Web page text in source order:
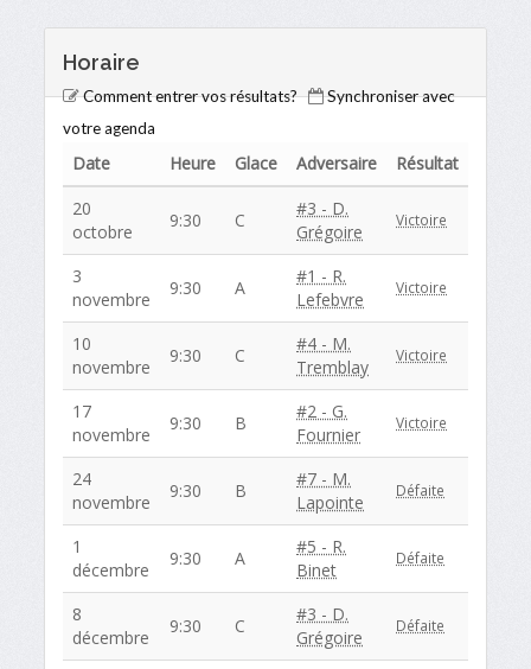
Horaire
Comment entrer vos résultats?
Synchroniser avec
votre agenda
Date Heure Glace Adversaire
Résultat
20
octobre
9:30 C
#3 - D.
Grégoire
Victoire
3
novembre
9:30 A
#1 - R.
Lefebvre
Victoire
10
novembre
9:30 C
#4 - M.
Tremblay
Victoire
17
novembre
9:30 B
#2 - G.
Fournier
Victoire
24
novembre
9:30 B
#7 - M.
Lapointe
Défaite
1
décembre
9:30 A
#5 - R.
Binet
Défaite
8
décembre
9:30 C
#3 - D.
Grégoire
Défaite